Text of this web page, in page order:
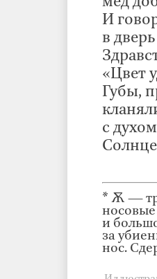
И
в
«Цвет
Губы,
с
* Ѫ —
и
за
нос.